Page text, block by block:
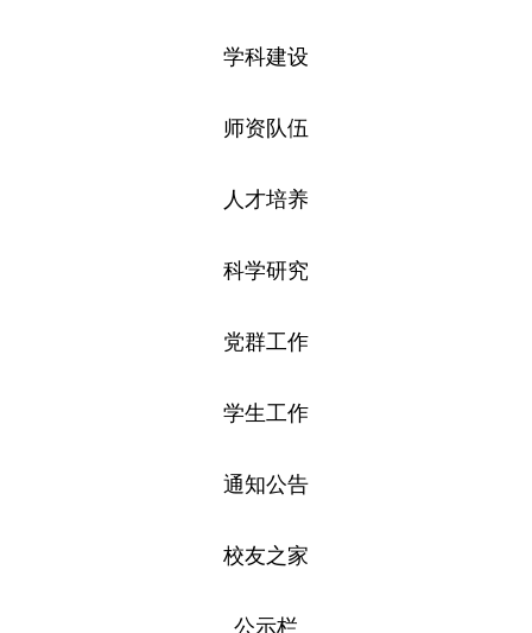
学科建设
师资队伍
人才培养
科学研究
党群工作
学生工作
通知公告
校友之家
公示栏